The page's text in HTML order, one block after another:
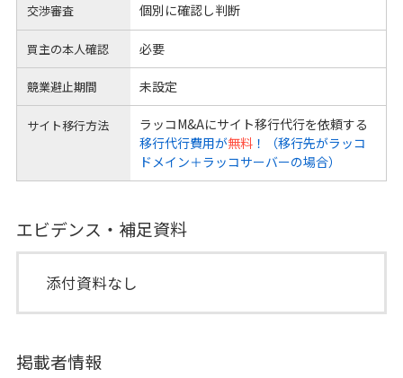
交渉審査 個別に確認し判断
買主の本人確認 必要
競業避止期間 未設定
サイト移行方法
ラッコM&Aにサイト移行代行を依頼する
移行代行費用が無料！（移行先がラッコ
ドメイン＋ラッコサーバーの場合）
エビデンス・補足資料
添付資料なし
掲載者情報